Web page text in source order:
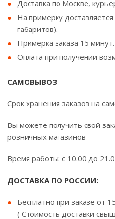
Доставка по Москве,
На примерку
габаритов).
Примерка заказа 15 минут.
Оплата при получении
САМОВЫВОЗ
Срок хранения заказов на
Вы можете получить свой
розничных магазинов
Время работы: с 10.00 до
ДОСТАВКА ПО РОССИИ:
Бесплатно при заказе от
( Стоимость доставки